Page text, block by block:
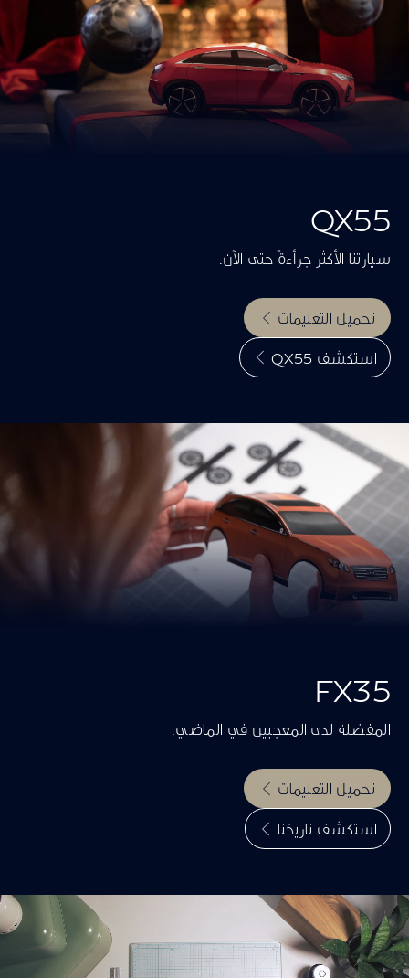
QX55
سيارتنا الأكثر جرأءةً حتى الآن.
تحميل التعليمات
استكشف QX55
FX35
المفضلة لدى المعجبين في الماضي.
تحميل التعليمات
استكشف تاريخنا